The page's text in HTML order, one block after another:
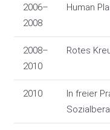
2006–
2008
Human
2008–
2010
Rotes
2010
In freier